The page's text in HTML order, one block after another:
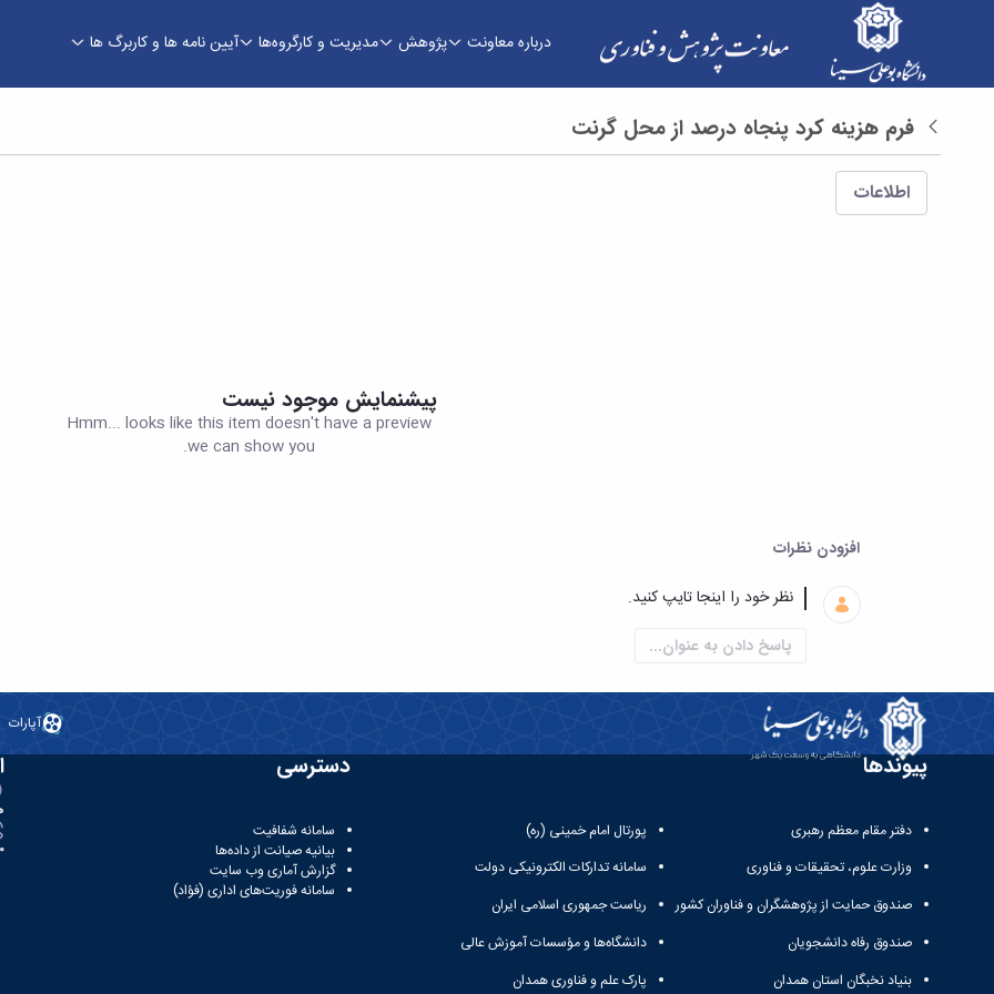
درباره معاونت پژوهش مدیریت و کارگروه‌ها آیین نامه ها و کاربرگ ها
فرم ها - معاونت پژوهش و فناوری
بازگشت
فرم هزینه کرد پنجاه درصد از محل گرنت
اطلاعات
پیشنمایش موجود نیست
Hmm... looks like this item doesn't have a preview
we can show you.
افزودن نظرات
پاسخ دادن به عنوان...
آپارات
پیوندها
دفتر مقام معظم رهبری
وزارت علوم، تحقیقات و فناوری
صندوق حمایت از پژوهشگران و فناوران کشور
صندوق رفاه دانشجویان
بنیاد نخبگان استان همدان
پورتال امام خمینی (ره)
سامانه تدارکات الکترونیکی دولت
ریاست جمهوری اسلامی ایران
دانشگاه‌ها و مؤسسات آموزش عالی
پارک علم و فناوری همدان
دسترسی
سامانه شفافیت
بیانیه صیانت از داده‌ها
گزارش آماری وب‌ سایت
سامانه فوریت‌های اداری (فؤاد)